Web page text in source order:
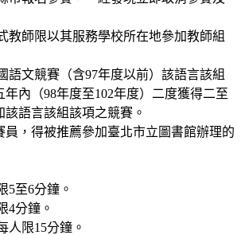
教師限以其服務學校所在地參加教師組
語文競賽（含97年度以前）該語言該組
內（98年度至102年度）二度獲得二至
語言該組該項之競賽。
員，得被推薦參加臺北市立圖書館辦理的
5至6分鐘。
4分鐘。
人限15分鐘。